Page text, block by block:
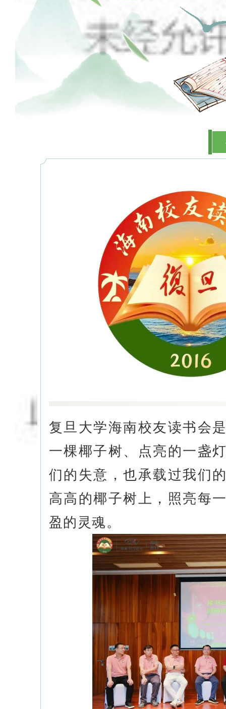
复旦大学海南校友读书会
一棵椰子树、点亮的一盏
们的失意，也承载过我们
高高的椰子树上，照亮每
盈的灵魂。